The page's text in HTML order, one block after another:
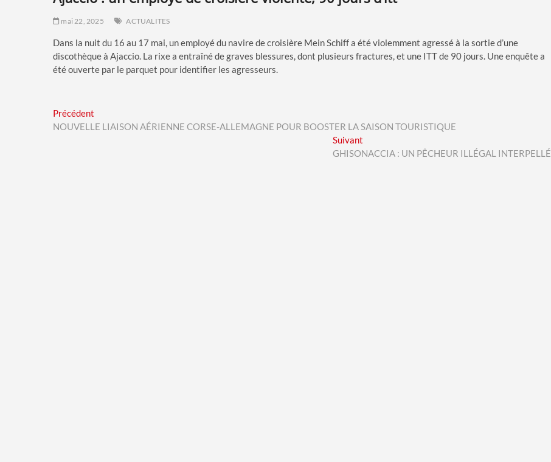
mai 22, 2025 ACTUALITES
Dans la nuit du 16 au 17 mai, un employé du navire de croisière Mein Schiff a été violemment agressé à la sortie d’une
discothèque à Ajaccio. La rixe a entraîné de graves blessures, dont plusieurs fractures, et une ITT de 90 jours. Une enquête a
été ouverte par le parquet pour identifier les agresseurs.
Navigation
de
Précédent
post:
NOUVELLE LIAISON AÉRIENNE CORSE-ALLEMAGNE POUR BOOSTER LA SAISON TOURISTIQUE
Suivant
post:
GHISONACCIA : UN PÊCHEUR ILLÉGAL INTERPELLÉ